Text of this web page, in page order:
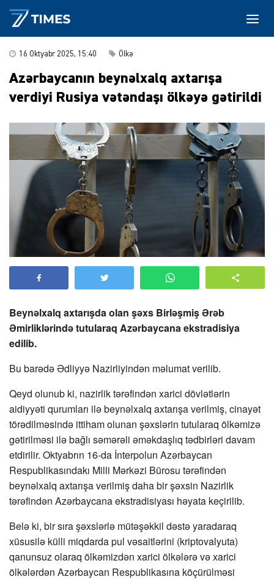
16 Oktyabr 2025, 15:40 Ölkə
Azərbaycanın beynəlxalq axtarışa
verdiyi Rusiya vətəndaşı ölkəyə gətirildi
Beynəlxalq axtarışda olan şəxs Birləşmiş Ərəb
Əmirliklərində tutularaq Azərbaycana ekstradisiya
edilib.
Bu barədə Ədliyyə Nazirliyindən məlumat verilib.
Qeyd olunub ki, nazirlik tərəfindən xarici dövlətlərin
aidiyyəti qurumları ilə beynəlxalq axtarışa verilmiş, cinayət
törədilməsində ittiham olunan şəxslərin tutularaq ölkəmizə
gətirilməsi ilə bağlı səmərəli əməkdaşlıq tədbirləri davam
etdirilir. Oktyabrın 16-da İnterpolun Azərbaycan
Respublikasındakı Milli Mərkəzi Bürosu tərəfindən
beynəlxalq axtarışa verilmiş daha bir şəxsin Nazirlik
tərəfindən Azərbaycana ekstradisiyası həyata keçirilib.
Belə ki, bir sıra şəxslərlə mütəşəkkil dəstə yaradaraq
xüsusilə külli miqdarda pul vəsaitlərini (kriptovalyuta)
qanunsuz olaraq ölkəmizdən xarici ölkələrə və xarici
ölkələrdən Azərbaycan Respublikasına köçürülməsi